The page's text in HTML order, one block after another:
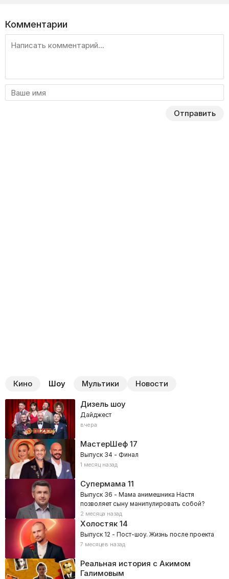
Комментарии
Отправить
Кино Шоу Мультики Новости
Дизель шоу
Дайджест
вчера
МастерШеф17
Выпуск 34 - Финал
1 месяц назад
Супермама 11
Выпуск 36 - Мама анимешника Настя
позволяет сыну манипулировать собой?
2 месяца назад
Холостяк14
Выпуск 12 - Пост-шоу. Жизнь после проекта
7 месяцев назад
Реальная история с Акимом
Галимовым